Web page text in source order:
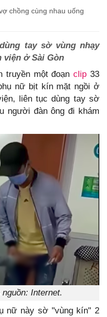
chồng cùng nhau uống
tay sờ vùng nhạy
viện ở Sài Gòn
truyền một đoạnclip 33
nữ bịt kín mặt ngồi ở
liên tục dùng tay sờ
người đàn ông đi khám
Internet.
nữ này sờ "vùng kín" 2